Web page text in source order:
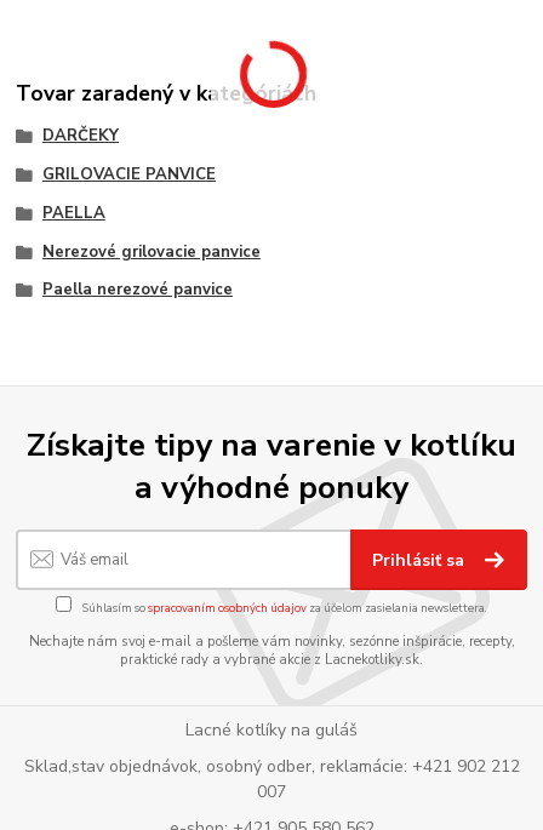
Tovar zaradený v kategóriách
DARČEKY
GRILOVACIE PANVICE
PAELLA
Nerezové grilovacie panvice
Paella nerezové panvice
Získajte tipy na varenie v kotlíku
a výhodné ponuky
Prihlásiť sa
Súhlasím sospracovaním osobných údajov za účelom zasielania newslettera.
Nechajte nám svoj e-mail a pošleme vám novinky, sezónne inšpirácie, recepty,
praktické rady a vybrané akcie z Lacnekotliky.sk.
Lacné kotlíky na guláš
Sklad,stav objednávok, osobný odber, reklamácie: +421 902 212
007